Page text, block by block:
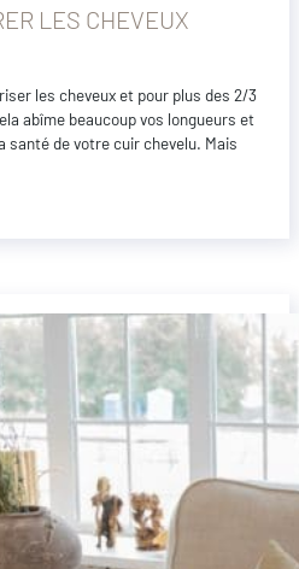
LES CHEVEUX
les cheveux et pour plus des 2/3
abîme beaucoup vos longueurs et
santé de votre cuir chevelu. Mais